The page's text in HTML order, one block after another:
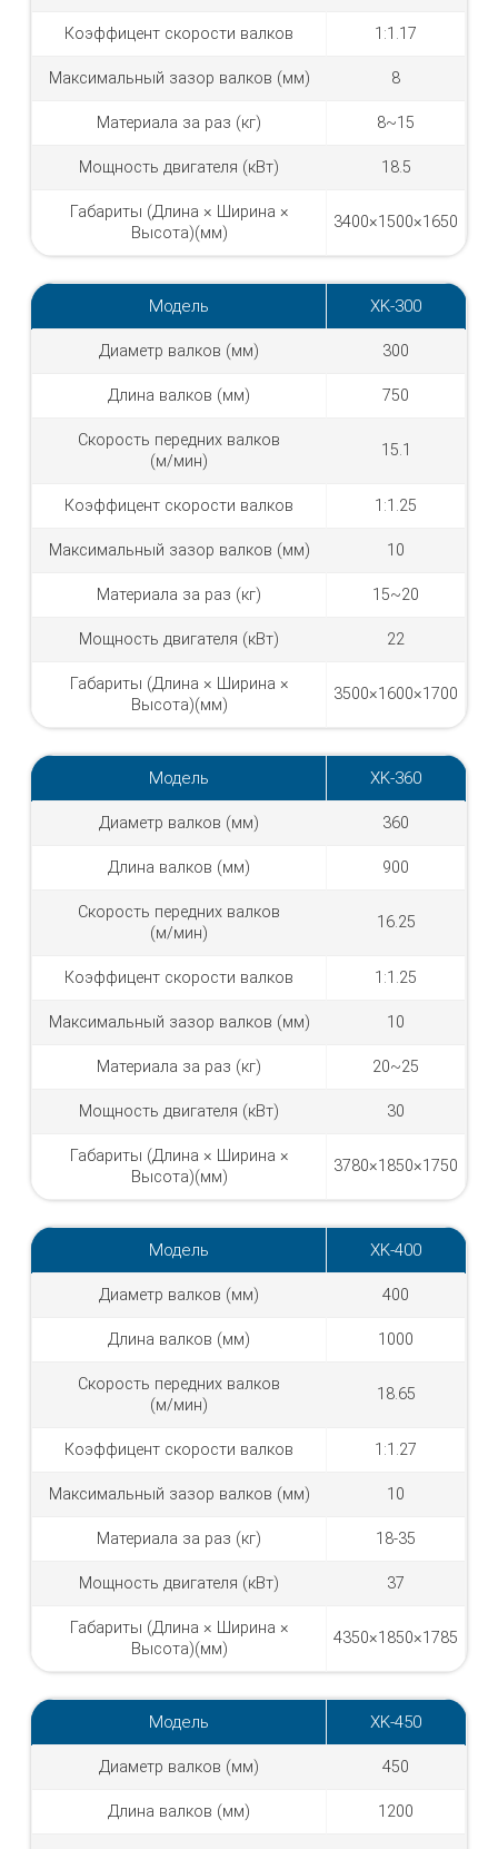
Коэффицент скорости валков 1:1.17
Максимальный зазор валков (мм) 8
Материала за раз (кг) 8~15
Мощность двигателя (кВт) 18.5
Габариты (Длина × Ширина ×
Высота)(мм)
3400×1500×1650
Модель XK-300
Диаметр валков (мм) 300
Длина валков (мм) 750
Скорость передних валков
(м/мин)
15.1
Коэффицент скорости валков 1:1.25
Максимальный зазор валков (мм) 10
Материала за раз (кг) 15~20
Мощность двигателя (кВт) 22
Габариты (Длина × Ширина ×
Высота)(мм)
3500×1600×1700
Модель XK-360
Диаметр валков (мм) 360
Длина валков (мм) 900
Скорость передних валков
(м/мин)
16.25
Коэффицент скорости валков 1:1.25
Максимальный зазор валков (мм) 10
Материала за раз (кг) 20~25
Мощность двигателя (кВт) 30
Габариты (Длина × Ширина ×
Высота)(мм)
3780×1850×1750
Модель XK-400
Диаметр валков (мм) 400
Длина валков (мм) 1000
Скорость передних валков
(м/мин)
18.65
Коэффицент скорости валков 1:1.27
Максимальный зазор валков (мм) 10
Материала за раз (кг) 18-35
Мощность двигателя (кВт) 37
Габариты (Длина × Ширина ×
Высота)(мм)
4350×1850×1785
Модель XK-450
Диаметр валков (мм) 450
Длина валков (мм) 1200